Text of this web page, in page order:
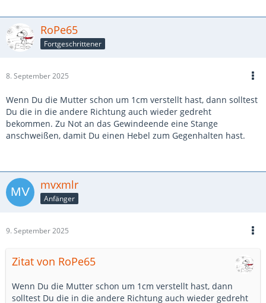
RoPe65
Fortgeschrittener
8. September 2025
Wenn Du die Mutter schon um 1cm verstellt hast, dann solltest
Du die in die andere Richtung auch wieder gedreht
bekommen. Zu Not an das Gewindeende eine Stange
anschweißen, damit Du einen Hebel zum Gegenhalten hast.
mvxmlr
Anfänger
9. September 2025
Zitat von RoPe65
Wenn Du die Mutter schon um 1cm verstellt hast, dann
solltest Du die in die andere Richtung auch wieder gedreht